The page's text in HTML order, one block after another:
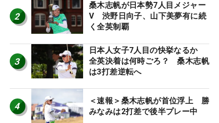
2
桑木志帆が日本勢7人目メジャー
V 渋野日向子、山下美夢有に続
く全英制覇
3
日本人女子7人目の快挙なるか
全英決着は何時ごろ？ 桑木志帆
は3打差逆転へ
4
＜速報＞桑木志帆が首位浮上 勝
みなみは2打差で後半プレー中